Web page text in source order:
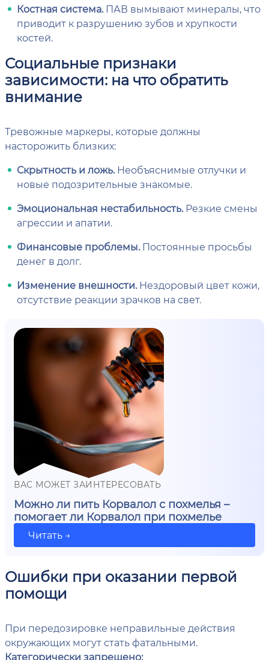
Костная система.ПАВ вымывают минералы, что
приводит к разрушению зубов и хрупкости
костей.
Социальные признаки
зависимости: на что обратить
внимание
Тревожные маркеры, которые должны
насторожить близких:
Скрытность и ложь.Необъяснимые отлучки и
новые подозрительные знакомые.
Эмоциональная нестабильность.Резкие смены
агрессии и апатии.
Финансовые проблемы.Постоянные просьбы
денег в долг.
Изменение внешности.Нездоровый цвет кожи,
отсутствие реакции зрачков на свет.
ВАС МОЖЕТ ЗАИНТЕРЕСОВАТЬ
Можно ли пить Корвалол с похмелья –
помогает ли Корвалол при похмелье
Читать →
Ошибки при оказании первой
помощи
При передозировке неправильные действия
окружающих могут стать фатальными.
Категорически запрещено: